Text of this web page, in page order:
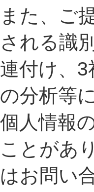
また、ご
される識
連付け、
の分析等
個人情報
ことがあ
はお問い